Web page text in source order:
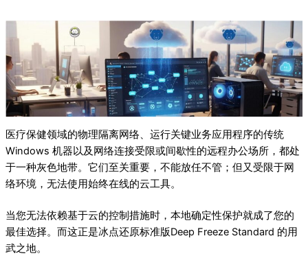
医疗保健领域的物理隔离网络、运行关键业务应用程序的传统
Windows 机器以及网络连接受限或间歇性的远程办公场所，都处
于一种灰色地带。它们至关重要，不能放任不管；但又受限于网
络环境，无法使用始终在线的云工具。
当您无法依赖基于云的控制措施时，本地确定性保护就成了您的
最佳选择。而这正是冰点还原标准版Deep Freeze Standard 的用
武之地。